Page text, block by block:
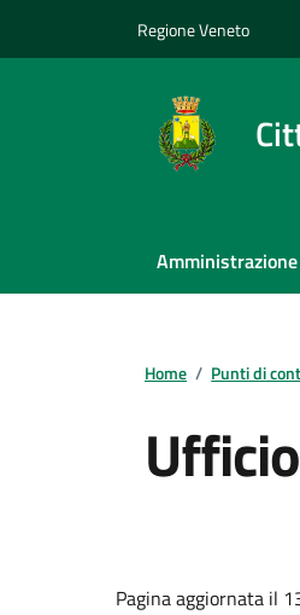
Regione Veneto
Amministrazione
Home / Punti di
Pagina aggiornata il